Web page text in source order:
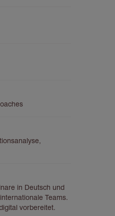
in Deutsch und
Teams.
vorbereitet.